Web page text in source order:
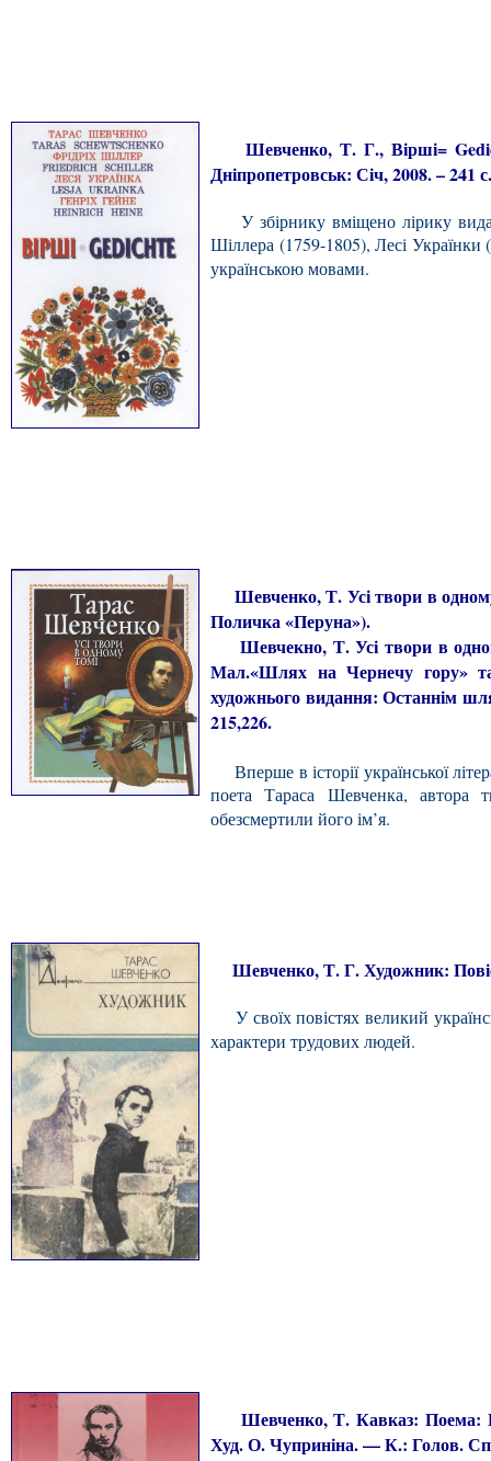
Шевченко, Т. Г., Вірші=
Дніпропетровськ: Січ, 2008. – 241 с.
У збірнику вміщено лірику
Шіллера (1759-1805), Лесі Українки
українською мовами.
Шевченко, Т. Усі твори в
Поличка «Перуна»).
Шевчекно, Т. Усі твори в
Мал.«Шлях на Чернечу гору»
художнього видання: Останнім
215,226.
Вперше в історії української
поета Тараса Шевченка, автора
обезсмертили його ім’я.
Шевченко, Т. Г. Художник:
У своїх повістях великий
характери трудових людей.
Шевченко, Т. Кавказ: Поема:
Худ. О. Чуприніна. — К.: Голов.